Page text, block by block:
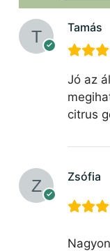
Tamás
Jó az
citrus
Zsófia